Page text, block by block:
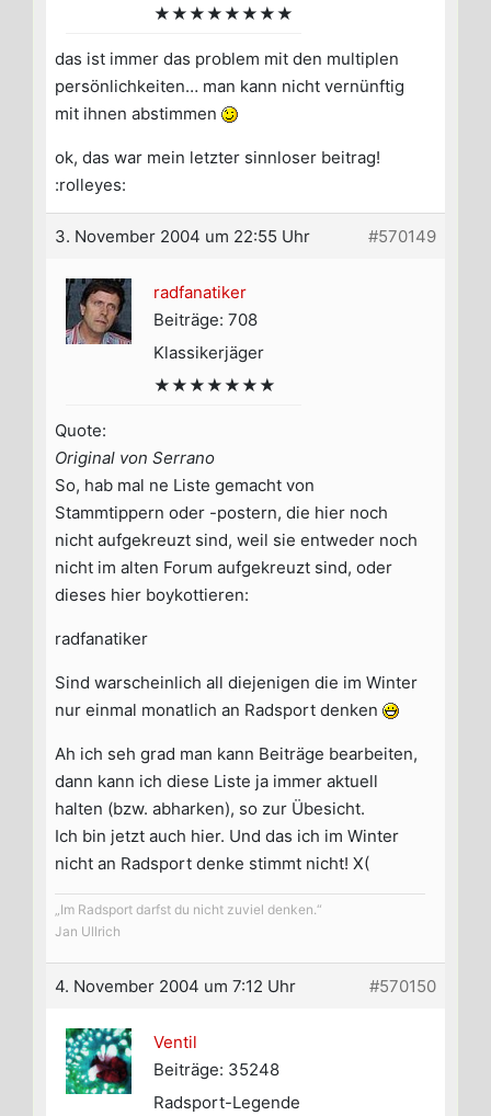
★★★★★★★★
das ist immer das problem mit den multiplen
persönlichkeiten… man kann nicht vernünftig
mit ihnen abstimmen
ok, das war mein letzter sinnloser beitrag!
:rolleyes:
3. November 2004 um 22:55 Uhr #570149
radfanatiker
Beiträge: 708
Klassikerjäger
★★★★★★★
Quote:
Original von Serrano
So, hab mal ne Liste gemacht von
Stammtippern oder -postern, die hier noch
nicht aufgekreuzt sind, weil sie entweder noch
nicht im alten Forum aufgekreuzt sind, oder
dieses hier boykottieren:
radfanatiker
Sind warscheinlich all diejenigen die im Winter
nur einmal monatlich an Radsport denken
Ah ich seh grad man kann Beiträge bearbeiten,
dann kann ich diese Liste ja immer aktuell
halten (bzw. abharken), so zur Übesicht.
Ich bin jetzt auch hier. Und das ich im Winter
nicht an Radsport denke stimmt nicht! X(
„Im Radsport darfst du nicht zuviel denken.“
Jan Ullrich
4. November 2004 um 7:12 Uhr #570150
Ventil
Beiträge: 35248
Radsport-Legende